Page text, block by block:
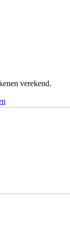
verekend.